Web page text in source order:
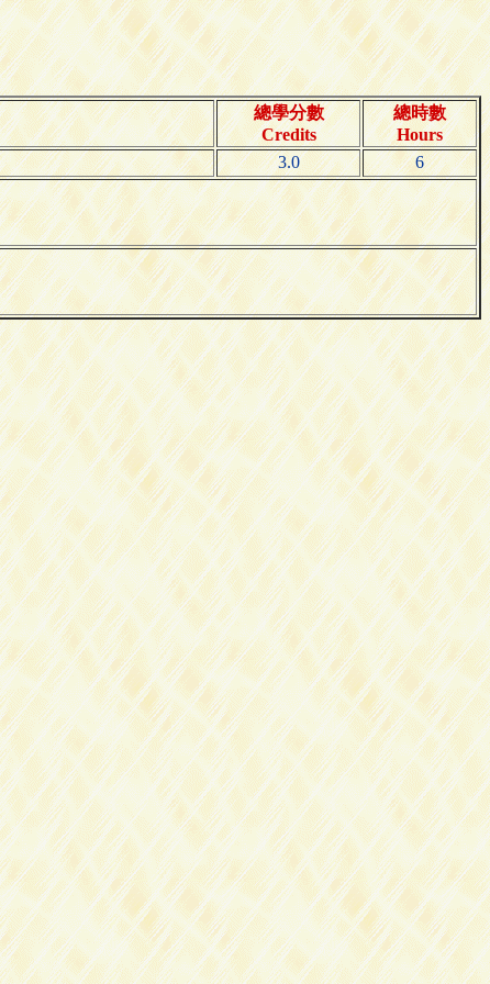
總學分數
Credits
總時數
Hours
3.0
6